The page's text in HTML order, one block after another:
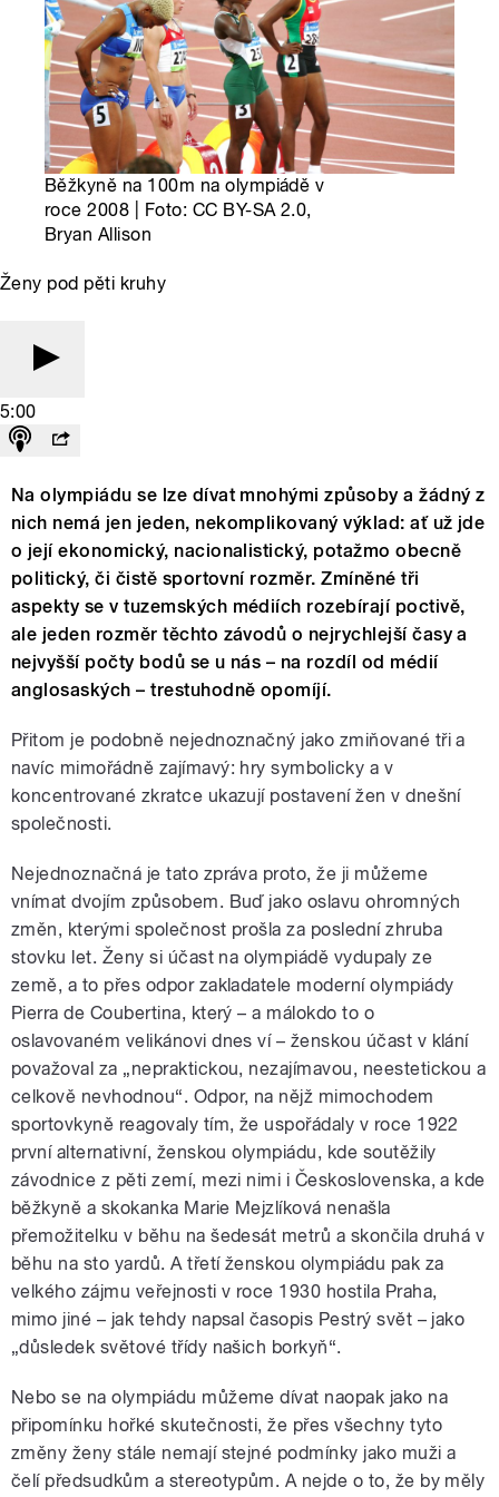
Běžkyně na 100m na olympiádě v
roce 2008 | Foto: CC BY-SA 2.0,
Bryan Allison
Ženy pod pěti kruhy
5:00
Na olympiádu se lze dívat mnohými způsoby a žádný z
nich nemá jen jeden, nekomplikovaný výklad: ať už jde
o její ekonomický, nacionalistický, potažmo obecně
politický, či čistě sportovní rozměr. Zmíněné tři
aspekty se v tuzemských médiích rozebírají poctivě,
ale jeden rozměr těchto závodů o nejrychlejší časy a
nejvyšší počty bodů se u nás – na rozdíl od médií
anglosaských – trestuhodně opomíjí.
Přitom je podobně nejednoznačný jako zmiňované tři a
navíc mimořádně zajímavý: hry symbolicky a v
koncentrované zkratce ukazují postavení žen v dnešní
společnosti.
Nejednoznačná je tato zpráva proto, že ji můžeme
vnímat dvojím způsobem. Buď jako oslavu ohromných
změn, kterými společnost prošla za poslední zhruba
stovku let. Ženy si účast na olympiádě vydupaly ze
země, a to přes odpor zakladatele moderní olympiády
Pierra de Coubertina, který – a málokdo to o
oslavovaném velikánovi dnes ví – ženskou účast v klání
považoval za „nepraktickou, nezajímavou, neestetickou a
celkově nevhodnou“. Odpor, na nějž mimochodem
sportovkyně reagovaly tím, že uspořádaly v roce 1922
první alternativní, ženskou olympiádu, kde soutěžily
závodnice z pěti zemí, mezi nimi i Československa, a kde
běžkyně a skokanka Marie Mejzlíková nenašla
přemožitelku v běhu na šedesát metrů a skončila druhá v
běhu na sto yardů. A třetí ženskou olympiádu pak za
velkého zájmu veřejnosti v roce 1930 hostila Praha,
mimo jiné – jak tehdy napsal časopis Pestrý svět – jako
„důsledek světové třídy našich borkyň“.
Nebo se na olympiádu můžeme dívat naopak jako na
připomínku hořké skutečnosti, že přes všechny tyto
změny ženy stále nemají stejné podmínky jako muži a
čelí předsudkům a stereotypům. A nejde o to, že by měly